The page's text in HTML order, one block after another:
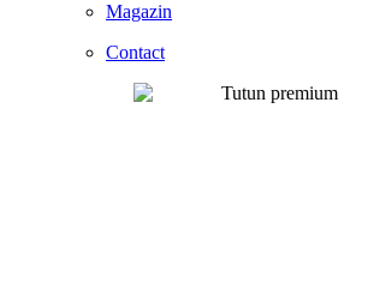
Magazin
Contact